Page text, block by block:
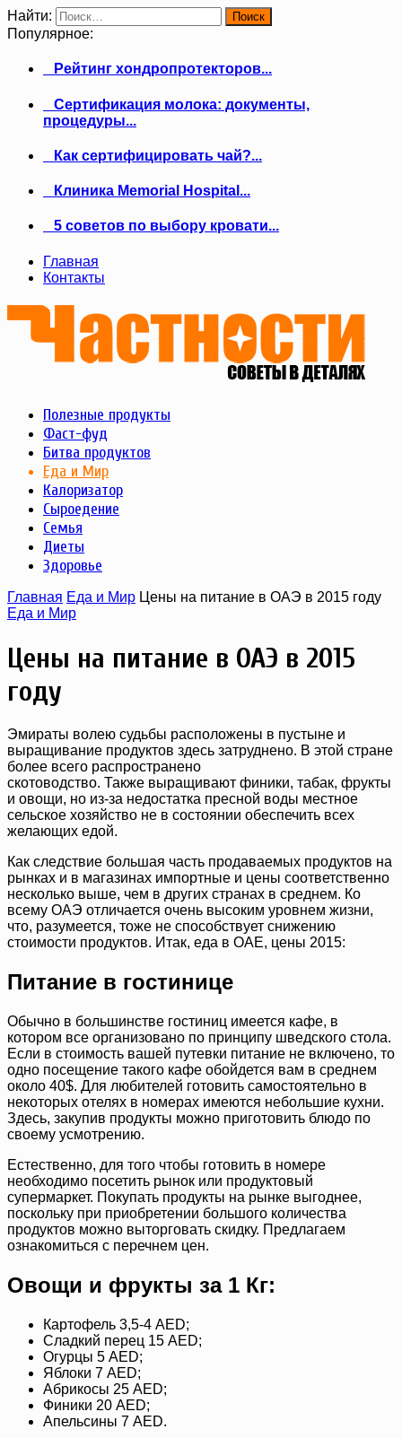
Найти:
Популярное:
Рейтинг хондропротекторов...
Сертификация молока: документы,
процедуры...
Как сертифицировать чай?...
Клиника Memorial Hospital...
5 советов по выбору кровати...
Главная
Контакты
Полезные продукты
Фаст-фуд
Битва продуктов
Еда и Мир
Калоризатор
Сыроедение
Семья
Диеты
Здоровье
Главная Еда и Мир Цены на питание в ОАЭ в 2015 году
Еда и Мир
Цены на питание в ОАЭ в 2015
году
Эмираты волею судьбы расположены в пустыне и
выращивание продуктов здесь затруднено. В этой стране
более всего распространено
скотоводство. Также выращивают финики, табак, фрукты
и овощи, но из-за недостатка пресной воды местное
сельское хозяйство не в состоянии обеспечить всех
желающих едой.
Как следствие большая часть продаваемых продуктов на
рынках и в магазинах импортные и цены соответственно
несколько выше, чем в других странах в среднем. Ко
всему ОАЭ отличается очень высоким уровнем жизни,
что, разумеется, тоже не способствует снижению
стоимости продуктов. Итак, еда в ОАЕ, цены 2015:
Питание в гостинице
Обычно в большинстве гостиниц имеется кафе, в
котором все организовано по принципу шведского стола.
Если в стоимость вашей путевки питание не включено, то
одно посещение такого кафе обойдется вам в среднем
около 40$. Для любителей готовить самостоятельно в
некоторых отелях в номерах имеются небольшие кухни.
Здесь, закупив продукты можно приготовить блюдо по
своему усмотрению.
Естественно, для того чтобы готовить в номере
необходимо посетить рынок или продуктовый
супермаркет. Покупать продукты на рынке выгоднее,
поскольку при приобретении большого количества
продуктов можно выторговать скидку. Предлагаем
ознакомиться с перечнем цен.
Овощи и фрукты за 1 Кг:
Картофель 3,5-4 AED;
Сладкий перец 15 AED;
Огурцы 5 AED;
Яблоки 7 AED;
Абрикосы 25 AED;
Финики 20 AED;
Апельсины 7 AED.